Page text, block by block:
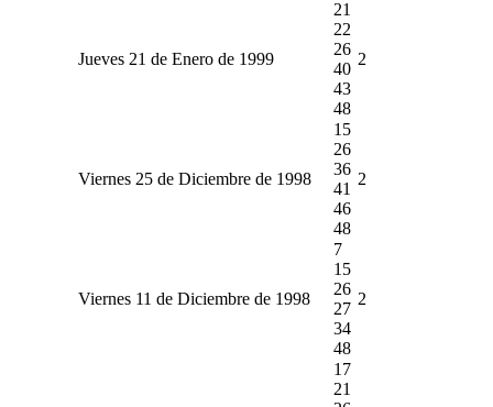
Jueves 21 de Enero de 1999
21
22
26
40
43
48
2
Viernes 25 de Diciembre de 1998
15
26
36
41
46
48
2
Viernes 11 de Diciembre de 1998
7
15
26
27
34
48
2
17
21